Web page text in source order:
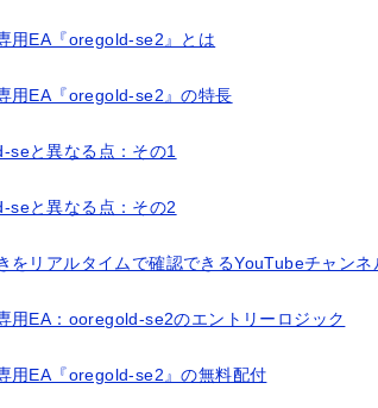
用EA『oregold-se2』とは
用EA『oregold-se2』の特長
seと異なる点：その1
seと異なる点：その2
をリアルタイムで確認できるYouTubeチャンネ
用EA：ooregold-se2のエントリーロジック
用EA『oregold-se2』の無料配付